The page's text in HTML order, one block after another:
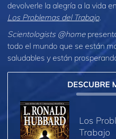
devolverle la alegría a la vida
Los Problemas del Trabajo.
Scientologists @home
todo el mundo que se están
saludables y están
DESCUBRE
Los
Trabajo